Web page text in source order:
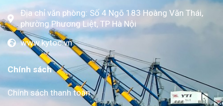
Địa chỉ văn phòng: Số 4 Ngõ 183 Hoàng Văn Thái,
phường Phương Liệt, TP Hà Nội
www.kytoc.vn
Chính sách
Chính sách thanh toán